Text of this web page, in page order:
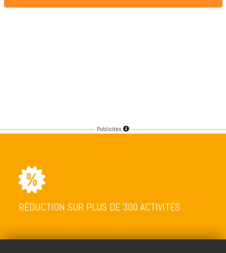
Publicités
RÉDUCTION SUR PLUS DE 300 ACTIVITÉS